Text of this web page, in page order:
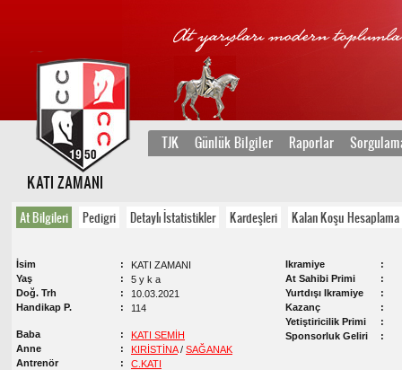
TJK Günlük Bilgiler Raporlar
KATI ZAMANI
At Bilgileri Pedigri Detaylı İstatistikler Kardeşleri Kalan Koşu Hesaplama
İsim
KATI ZAMANI
Yaş
5 y k a
Doğ. Trh
10.03.2021
Handikap P.
114
Baba
KATI SEMİH
Anne
KIRİSTİNA/ SAĞANAK
Antrenör
C.KATI
Ikramiye
At Sahibi Primi
Yurtdışı Ikramiye
Kazanç
Yetiştiricilik Primi
Sponsorluk Geliri